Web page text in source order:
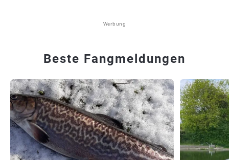
Werbung
Beste Fangmeldungen